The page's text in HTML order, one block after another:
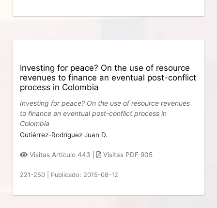
Investing for peace? On the use of resource
revenues to finance an eventual post-conflict
process in Colombia
Investing for peace? On the use of resource revenues
to finance an eventual post-conflict process in
Colombia
Gutiérrez-Rodríguez Juan D.
Visitas Artículo 443 | Visitas PDF 905
221-250 Publicado: 2015-08-12